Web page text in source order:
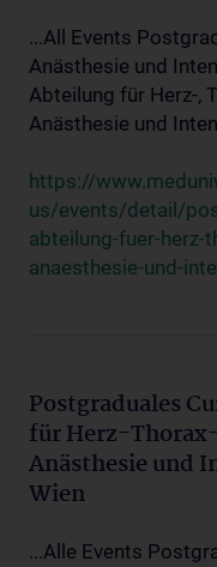
...All Events
Anästhesie und
Abteilung für Herz-,
Anästhesie und
https://
us/events/detail/
abteilung-fuer-herz-
anaesthesie-und-
Postgraduales
für Herz-
Anästhesie und
Wien
...Alle Events